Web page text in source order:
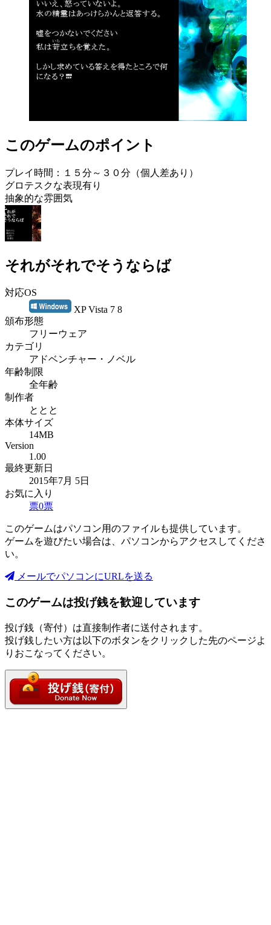
このゲームのポイント
プレイ時間：１５分～３０分（個人差あり）
グロテスクな表現有り
抽象的な雰囲気
それがそれでそうならば
対応OS
XP Vista 7 8
頒布形態
フリーウェア
カテゴリ
アドベンチャー・ノベル
年齢制限
全年齢
制作者
ととと
本体サイズ
14MB
Version
1.00
最終更新日
2015年7月 5日
お気に入り
票0票
このゲームはパソコン用のファイルも提供しています。
ゲームを遊びたい場合は、パソコンからアクセスしてくださ
い。
メールでパソコンにURLを送る
このゲームは投げ銭を歓迎しています
投げ銭（寄付）は直接制作者に送付されます。
投げ銭したい方は以下のボタンをクリックした先のページよ
りおこなってください。